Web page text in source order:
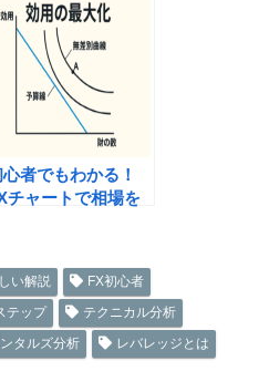
者でもわかる！
チャートで相場を
い解説
FX初心者
テップ
テクニカル分析
タルズ分析
レバレッジとは